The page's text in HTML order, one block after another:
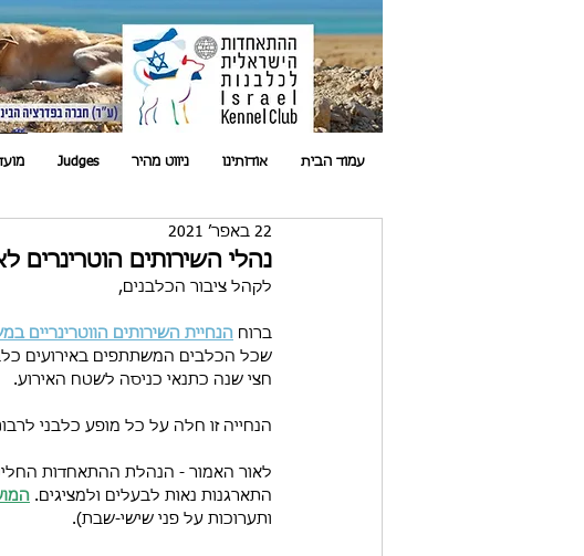
עמוד הבית אודותינו ניווט מהיר Judges
נהלי השירותים הוטרינרים
22 באפר׳ 2021
לקהל ציבור הכלבנים,
ברוח הנחיית השירותים הווטרינריים
שכל הכלבים המשתתפים באירועים
חצי שנה כתנאי כניסה לשטח האירוע.
הנחייה זו חלה על כל מופע כלבני
לאור האמור - הנהלת ההתאחדות
התארגנות נאות לבעלים ולמציגים.
ותערוכות על פני שישי-שבת).